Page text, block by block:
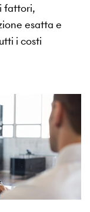
fattori,
esatta e
i costi